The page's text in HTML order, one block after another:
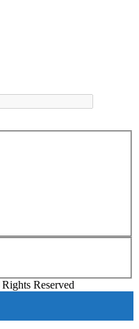
Reserved